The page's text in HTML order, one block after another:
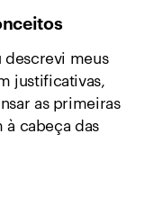
descrevi meus
justificativas,
as primeiras
cabeça das